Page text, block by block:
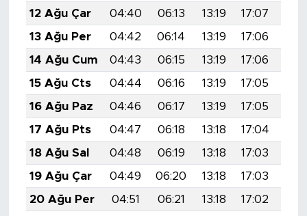
12 Ağu Çar
04:40 06:13 13:19 17:07
13 Ağu Per
04:42 06:14 13:19 17:06
14 Ağu Cum
04:43 06:15 13:19 17:06
15 Ağu Cts
04:44 06:16 13:19 17:05
16 Ağu Paz
04:46 06:17 13:19 17:05
17 Ağu Pts
04:47 06:18 13:18 17:04
18 Ağu Sal
04:48 06:19 13:18 17:03
19 Ağu Çar
04:49 06:20 13:18 17:03
20 Ağu Per
04:51 06:21 13:18 17:02